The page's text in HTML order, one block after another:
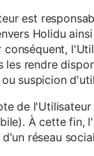
est
Holidu
conséquent,
les rendre
suspicion
de
À cette fin,
réseau